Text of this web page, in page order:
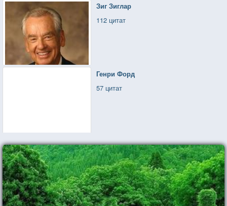
Зиг Зиглар
112 цитат
Генри Форд
57 цитат